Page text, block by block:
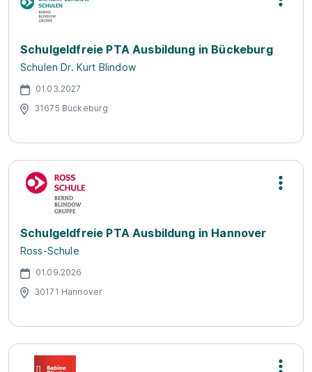
Schulgeldfreie PTA Ausbildung in Bückeburg
Schulen Dr. Kurt Blindow
01.03.2027
31675 Bückeburg
Schulgeldfreie PTA Ausbildung in Hannover
Ross-Schule
01.09.2026
30171 Hannover